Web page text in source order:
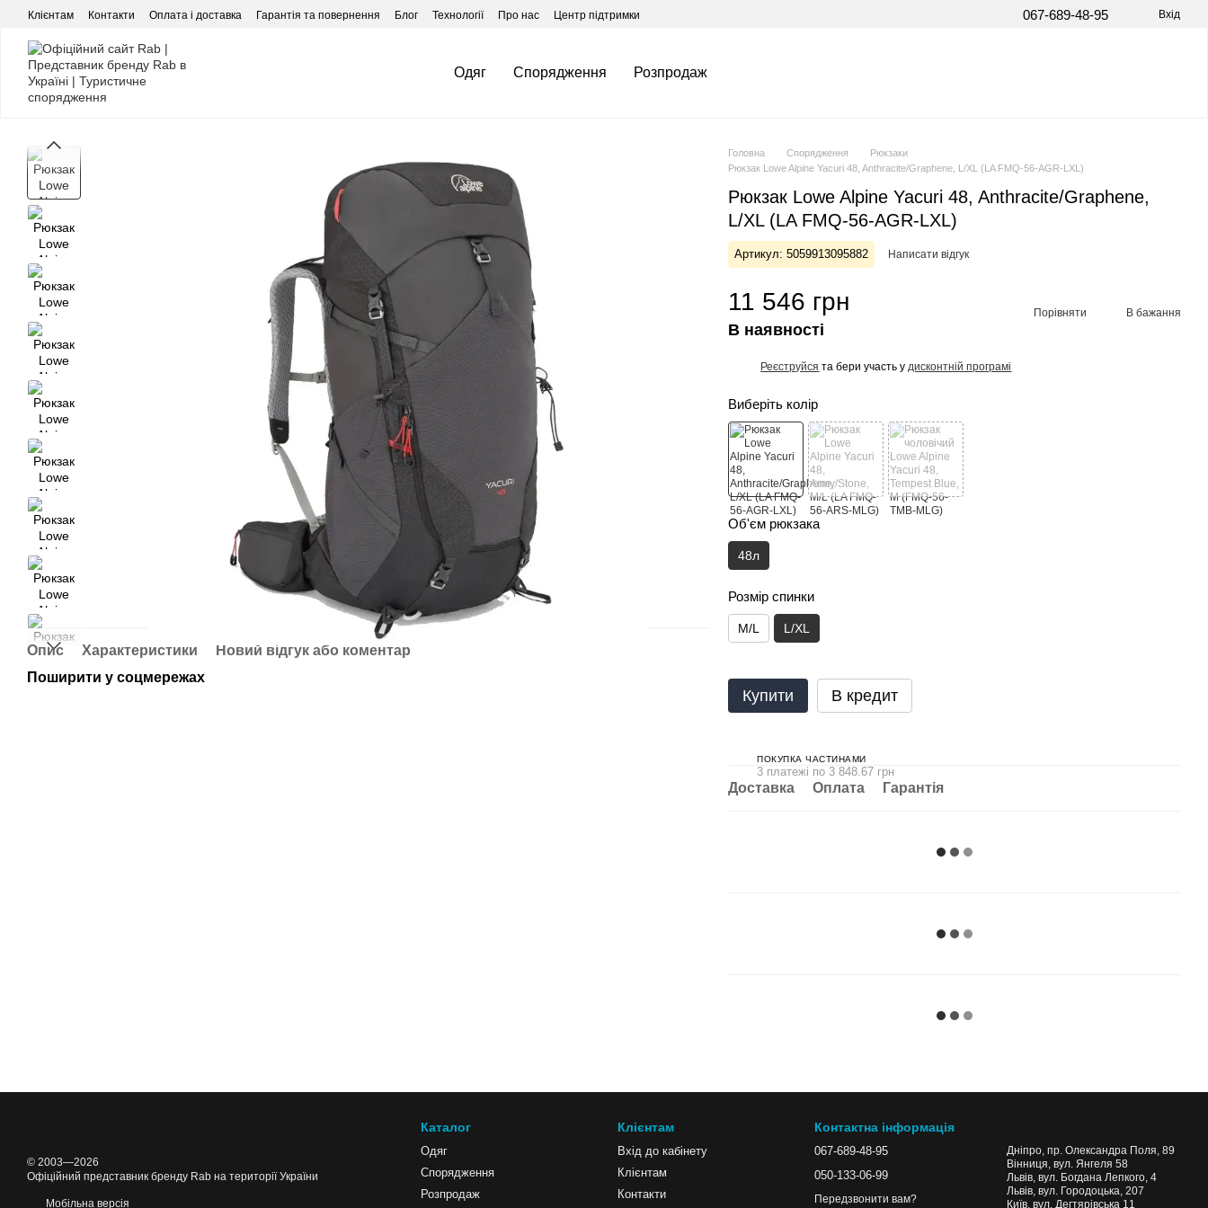
Перейти до основного контенту
Клієнтам Контакти Оплата і доставка Гарантія та повернення Блог Технології Про нас Центр підтримки 067-689-48-95 Вхід
Одяг Спорядження Розпродаж
Опис Характеристики
Новий відгук або коментар
Поширити у соцмережах
Головна Спорядження
Рюкзаки
Рюкзак Lowe Alpine Yacuri 48, Anthracite/Graphene, L/XL (LA FMQ-56-AGR-LXL)
Рюкзак Lowe Alpine Yacuri 48, Anthracite/Graphene,
L/XL (LA FMQ-56-AGR-LXL)
Артикул: 5059913095882 Написати відгук
11 546 грн
В наявності
Порівняти В бажання
Реєструйся та бери участь у дисконтній програмі
Виберіть колір
Об'єм рюкзака
48л
Розмір спинки
M/L L/XL
Купити В кредит
ПОКУПКА ЧАСТИНАМИ
3 платежі по 3 848.67 грн
Доставка Оплата Гарантія
© 2003—2026
Офіційний представник бренду Rab на території України
Мобільна версія
Каталог
Одяг
Спорядження
Розпродаж
Клієнтам
Вхід до кабінету
Клієнтам
Контакти
Контактна інформація
067-689-48-95
050-133-06-99
Передзвонити вам?
Дніпро, пр. Олександра Поля, 89
Вінниця, вул. Янгеля 58
Львів, вул. Богдана Лепкого, 4
Львів, вул. Городоцька, 207
Київ, вул. Дегтярівська 11